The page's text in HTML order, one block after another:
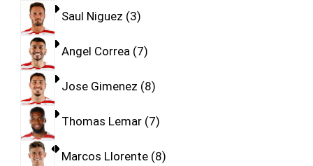
Saul Niguez 3
Angel Correa 7
Jose Gimenez 8
Thomas Lemar 7
Marcos Llorente 8